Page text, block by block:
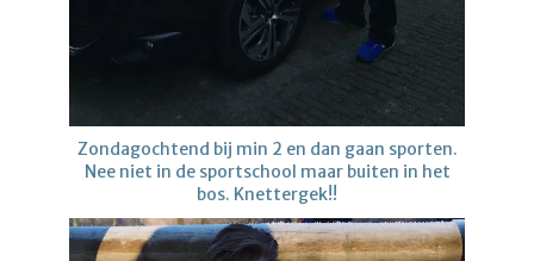
Zondagochtend bij min 2 en dan gaan sporten.
Nee niet in de sportschool maar buiten in het
bos. Knettergek!!